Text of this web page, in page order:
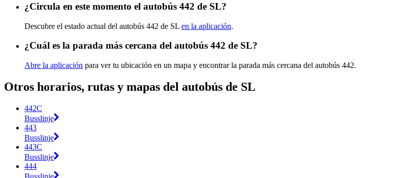
¿Circula en este momento el autobús 442 de SL?
Descubre el estado actual del autobús 442 de SL en la aplicación.
¿Cuál es la parada más cercana del autobús 442 de SL?
Abre la aplicación para ver tu ubicación en un mapa y encontrar la parada más cercana del autobús 442.
Otros horarios, rutas y mapas del autobús de SL
442C
Busslinje
443
Busslinje
443C
Busslinje
444
Busslinje